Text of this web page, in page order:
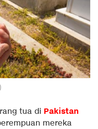
tua di Pakistan
mereka